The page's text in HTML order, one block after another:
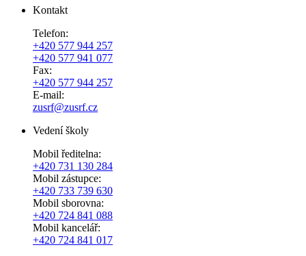
Kontakt
Telefon:
+420 577 944 257
+420 577 941 077
Fax:
+420 577 944 257
E-mail:
zusrf@zusrf.cz
Vedení školy
Mobil ředitelna:
+420 731 130 284
Mobil zástupce:
+420 733 739 630
Mobil sborovna:
+420 724 841 088
Mobil kancelář:
+420 724 841 017